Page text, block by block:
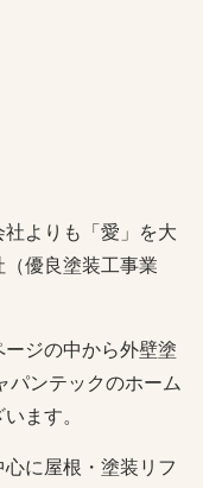
よりも「愛」を大
優良塗装工事業
ジの中から外壁塗
パンテックのホーム
ます。
に屋根・塗装リフ